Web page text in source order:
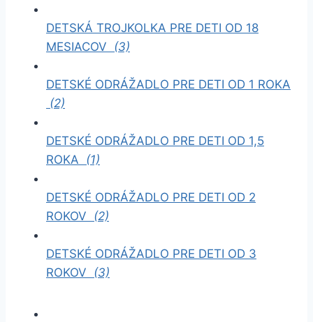
DETSKÁ TROJKOLKA PRE DETI OD 18
MESIACOV (3)
DETSKÉ ODRÁŽADLO PRE DETI OD 1 ROKA
(2)
DETSKÉ ODRÁŽADLO PRE DETI OD 1,5
ROKA (1)
DETSKÉ ODRÁŽADLO PRE DETI OD 2
ROKOV (2)
DETSKÉ ODRÁŽADLO PRE DETI OD 3
ROKOV (3)